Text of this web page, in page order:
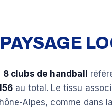
8 clubs de handball
au total. Le tissu
Alpes, comme dans